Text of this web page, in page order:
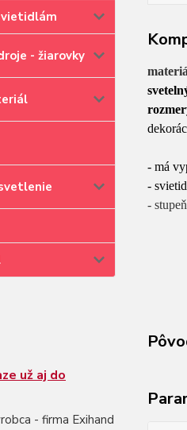
- žiarovky
už aj do
- firma Exihand
- má
-
-